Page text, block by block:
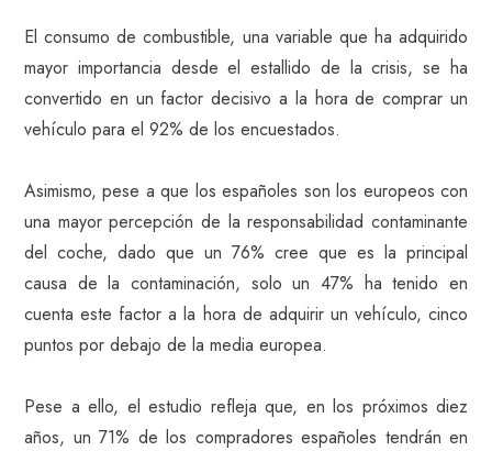
El consumo de combustible, una variable que ha adquirido
mayor importancia desde el estallido de la crisis, se ha
convertido en un factor decisivo a la hora de comprar un
vehículo para el 92% de los encuestados.
Asimismo, pese a que los españoles son los europeos con
una mayor percepción de la responsabilidad contaminante
del coche, dado que un 76% cree que es la principal
causa de la contaminación, solo un 47% ha tenido en
cuenta este factor a la hora de adquirir un vehículo, cinco
puntos por debajo de la media europea.
Pese a ello, el estudio refleja que, en los próximos diez
años, un 71% de los compradores españoles tendrán en